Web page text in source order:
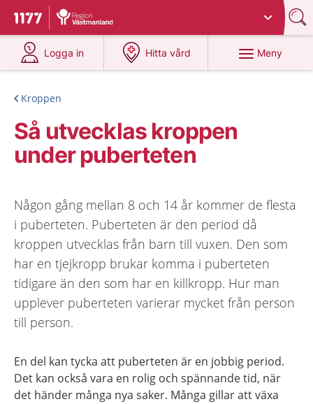
Till startsidan för 1177
Du har valt region
Logga in
på 1177.se
Hitta vård
på 1177.se
Meny
Kroppen
Så utvecklas kroppen
under puberteten
Någon gång mellan 8 och 14 år kommer de flesta
i puberteten. Puberteten är den period då
kroppen utvecklas från barn till vuxen. Den som
har en tjejkropp brukar komma i puberteten
tidigare än den som har en killkropp. Hur man
upplever puberteten varierar mycket från person
till person.
En del kan tycka att puberteten är en jobbig period.
Det kan också vara en rolig och spännande tid, när
det händer många nya saker. Många gillar att växa